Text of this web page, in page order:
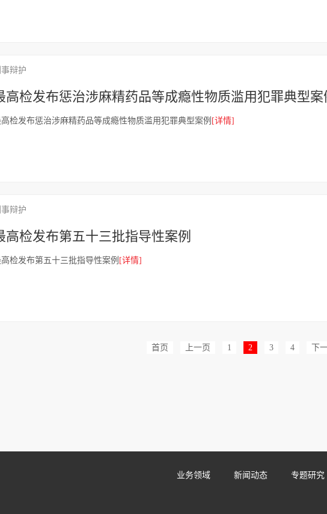
辩护
高检发布惩治涉麻精药品等成瘾性物质滥用犯罪典型
检发布惩治涉麻精药品等成瘾性物质滥用犯罪典型案例 [详情]
辩护
高检发布第五十三批指导性案例
检发布第五十三批指导性案例 [详情]
首页 上一页 1 2 3 4 下
业务领域 新闻动态 专题研究